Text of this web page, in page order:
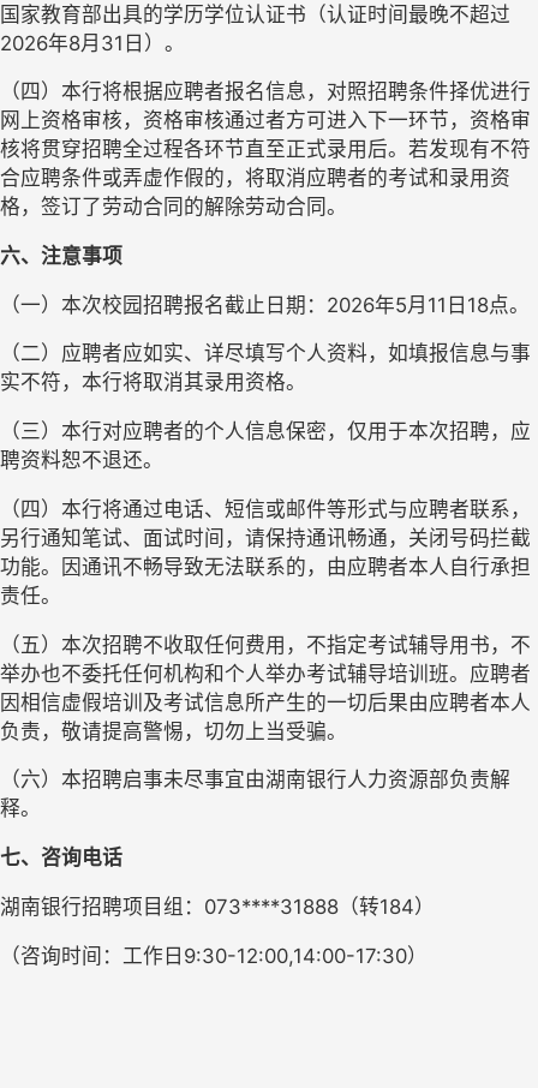
国家教育部出具的学历学位认证书（认证时间最晚不超过
2026年8月31日）。
（四）本行将根据应聘者报名信息，对照招聘条件择优进行
网上资格审核，资格审核通过者方可进入下一环节，资格审
核将贯穿招聘全过程各环节直至正式录用后。若发现有不符
合应聘条件或弄虚作假的，将取消应聘者的考试和录用资
格，签订了劳动合同的解除劳动合同。
六、注意事项
（一）本次校园招聘报名截止日期： 2026年5月11日18点。
（二）应聘者应如实、详尽填写个人资料，如填报信息与事
实不符，本行将取消其录用资格。
（三）本行对应聘者的个人信息保密，仅用于本次招聘，应
聘资料恕不退还。
（四）本行将通过电话、短信或邮件等形式与应聘者联系，
另行通知笔试、面试时间，请保持通讯畅通，关闭号码拦截
功能。因通讯不畅导致无法联系的，由应聘者本人自行承担
责任。
（五）本次招聘不收取任何费用，不指定考试辅导用书，不
举办也不委托任何机构和个人举办考试辅导培训班。应聘者
因相信虚假培训及考试信息所产生的一切后果由应聘者本人
负责，敬请提高警惕，切勿上当受骗。
（六）本招聘启事未尽事宜由湖南银行人力资源部负责解
释。
七、咨询电话
湖南银行招聘项目组： 073****31888（转184）
（咨询时间：工作日 9:30-12:00,14:00-17:30）